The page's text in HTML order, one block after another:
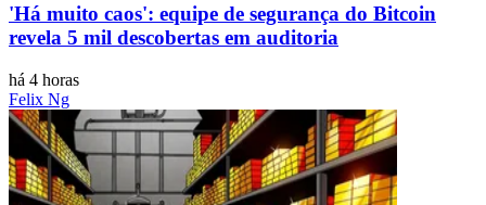
'Há muito caos': equipe de segurança do Bitcoin
revela 5 mil descobertas em auditoria
há 4 horas
Felix Ng